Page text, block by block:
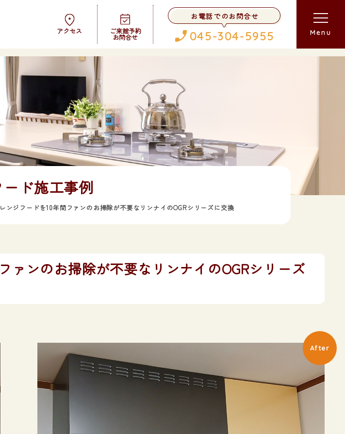
アクセス ご来館予約
お問合せ
お電話でのお問合せ
045-304-5955 Menu
ード施工事例
ンジフードを10年間ファンのお掃除が不要なリンナイのOGRシリーズに交換
ァンのお掃除が不要なリンナイのOGRシリーズ